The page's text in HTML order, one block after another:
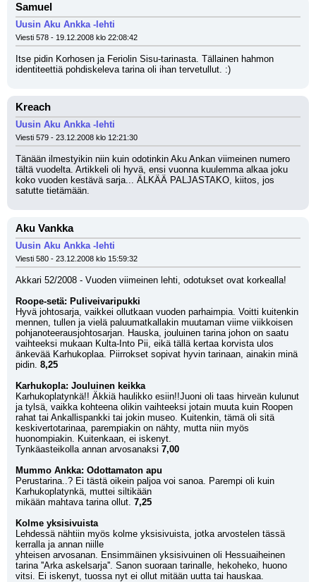
Samuel
Uusin Aku Ankka -lehti
Viesti 578 - 19.12.2008 klo 22:08:42
Itse pidin Korhosen ja Feriolin Sisu-tarinasta. Tällainen hahmon
identiteettiä pohdiskeleva tarina oli ihan tervetullut. :)
Kreach
Uusin Aku Ankka -lehti
Viesti 579 - 23.12.2008 klo 12:21:30
Tänään ilmestyikin niin kuin odotinkin Aku Ankan viimeinen numero
tältä vuodelta. Artikkeli oli hyvä, ensi vuonna kuulemma alkaa joku
koko vuoden kestävä sarja... ÄLKÄÄ PALJASTAKO, kiitos, jos
satutte tietämään.
Aku Vankka
Uusin Aku Ankka -lehti
Viesti 580 - 23.12.2008 klo 15:59:32
Akkari 52/2008 - Vuoden viimeinen lehti, odotukset ovat korkealla!
Roope-setä: Puliveivaripukki
Hyvä johtosarja, vaikkei ollutkaan vuoden parhaimpia. Voitti kuitenkin
mennen, tullen ja vielä paluumatkallakin muutaman viime viikkoisen
pohjanoteerausjohtosarjan. Hauska, jouluinen tarina johon on saatu
vaihteeksi mukaan Kulta-Into Pii, eikä tällä kertaa korvista ulos
änkevää Karhukoplaa. Piirrokset sopivat hyvin tarinaan, ainakin minä
pidin. 8,25
Karhukopla: Jouluinen keikka
Karhukoplatynkä!! Äkkiä haulikko esiin!!Juoni oli taas hirveän kulunut
ja tylsä, vaikka kohteena olikin vaihteeksi jotain muuta kuin Roopen
rahat tai Ankallispankki tai jokin museo. Kuitenkin, tämä oli sitä
keskivertotarinaa, parempiakin on nähty, mutta niin myös
huonompiakin. Kuitenkaan, ei iskenyt.
Tynkäasteikolla annan arvosanaksi 7,00
Mummo Ankka: Odottamaton apu
Perustarina..? Ei tästä oikein paljoa voi sanoa. Parempi oli kuin
Karhukoplatynkä, muttei siltikään
mikään mahtava tarina ollut. 7,25
Kolme yksisivuista
Lehdessä nähtiin myös kolme yksisivuista, jotka arvostelen tässä
kerralla ja annan niille
yhteisen arvosanan. Ensimmäinen yksisivuinen oli Hessuaiheinen
tarina ''Arka askelsarja''. Sanon suoraan tarinalle, hekoheko, huono
vitsi. Ei iskenyt, tuossa nyt ei ollut mitään uutta tai hauskaa.